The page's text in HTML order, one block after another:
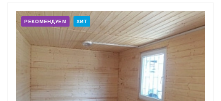
РЕКОМЕНДУЕМ ХИТ